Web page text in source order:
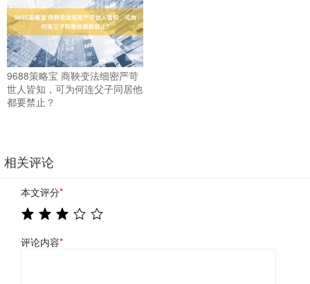
9688策略宝 商鞅变法细密严苛
世人皆知，可为何连父子同居他
都要禁止？
相关评论
本文评分*
评论内容*